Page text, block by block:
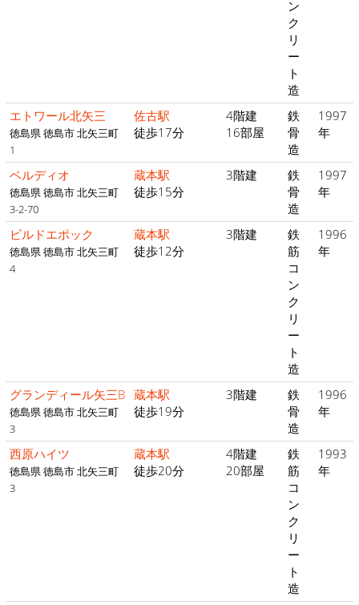
ン
ク
リ
ー
ト
造
エトワール北矢三
徳島県 徳島市 北矢三町
1
佐古駅
徒歩17分
4階建
16部屋
鉄
骨
造
1997
年
ベルディオ
徳島県 徳島市 北矢三町
3-2-70
蔵本駅
徒歩15分
3階建
鉄
骨
造
1997
年
ビルドエポック
徳島県 徳島市 北矢三町
4
蔵本駅
徒歩12分
3階建
鉄
筋
コ
ン
ク
リ
ー
ト
造
1996
年
グランディール矢三B
徳島県 徳島市 北矢三町
3
蔵本駅
徒歩19分
3階建
鉄
骨
造
1996
年
西原ハイツ
徳島県 徳島市 北矢三町
3
蔵本駅
徒歩20分
4階建
20部屋
鉄
筋
コ
ン
ク
リ
ー
ト
造
1993
年